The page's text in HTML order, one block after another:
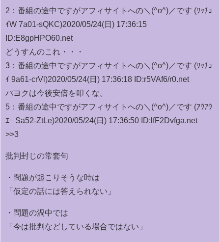
2： 番組の途中ですがアフィサイトへの＼(^o^)／です (ﾜｯﾁｮ
ｲW 7a01-sQKC)2020/05/24(日) 17:36:15
ID:E8gpHPO60.net
どうすんのこれ・・・
3： 番組の途中ですがアフィサイトへの＼(^o^)／です (ﾜｯﾁｮ
ｲ 9a61-crVl)2020/05/24(日) 17:36:18 ID:r5VAf6/r0.net
パヨクは今後安倍を叩くな。
5： 番組の途中ですがアフィサイトへの＼(^o^)／です (ｱｳｱｳ
ｴｰ Sa52-ZtLe)2020/05/24(日) 17:36:50 ID:lfF2Dvfga.net
>>3
批判封じの常套句
・問題が起こりそうな時は
「仮定の話には答えられない」
・問題の渦中では
「今は批判などしている場合ではない」